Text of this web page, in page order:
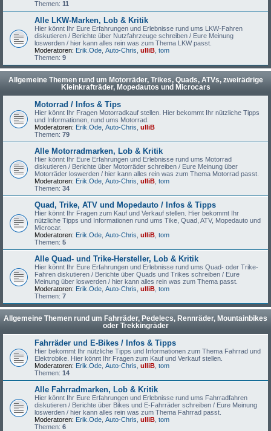
Themen: 11
Alle LKW-Marken, Lob & Kritik
Hier könnt Ihr Eure Erfahrungen und Erlebnisse rund ums LKW-Fahren
diskutieren / Berichte über Nutzfahrzeuge schreiben / Eure Meinung
loswerden / hier kann alles rein was zum Thema LKW passt.
Moderatoren: Erik.Ode Auto-Chris ulliB tom
Themen: 9
Allgemeine Themen rund um Motorräder, Trikes, Quads, ATVs, zweirädrige
Kleinkrafträder, Mopedautos und Microcars
Motorrad / Infos & Tips
Hier könnt Ihr Fragen Motorradkauf stellen. Hier bekommt Ihr nützliche Tipps
und Informationen, rund ums Motorrad.
Moderatoren: Erik.Ode Auto-Chris ulliB
Themen: 79
Alle Motorradmarken, Lob & Kritik
Hier könnt Ihr Eure Erfahrungen und Erlebnisse rund ums Motorrad
diskutieren / Berichte über Motorräder schreiben / Eure Meinung über
Motorräder loswerden / hier kann alles rein was zum Thema Motorrad passt.
Moderatoren: Erik.Ode Auto-Chris ulliB tom
Themen: 34
Quad, Trike, ATV und Mopedauto / Infos & Tipps
Hier könnt Ihr Fragen zum Kauf und Verkauf stellen. Hier bekommt Ihr
nützliche Tipps und Informationen rund ums Tike, Quad, ATV, Mopedauto und
Microcar.
Moderatoren: Erik.Ode Auto-Chris ulliB tom
Themen: 5
Alle Quad- und Trike-Hersteller, Lob & Kritik
Hier könnt Ihr Eure Erfahrungen und Erlebnisse rund ums Quad- oder Trike-
Fahren diskutieren / Berichte über Quads und Trikes schreiben / Eure
Meinung über loswerden / hier kann alles rein was zum Thema passt.
Moderatoren: Erik.Ode Auto-Chris ulliB tom
Themen: 7
Allgemeine Themen rund um Fahrräder, Pedelecs, Rennräder, Mountainbikes
oder Trekkingräder
Fahrräder und E-Bikes / Infos & Tipps
Hier bekommt Ihr nützliche Tipps und Informationen zum Thema Fahrrad und
Elektrobike. Hier könnt Ihr Fragen zum Kauf und Verkauf stellen.
Moderatoren: Erik.Ode Auto-Chris ulliB tom
Themen: 14
Alle Fahrradmarken, Lob & Kritik
Hier könnt Ihr Eure Erfahrungen und Erlebnisse rund ums Fahrradfahren
diskutieren / Berichte über Bikes und E-Fahrräder schreiben / Eure Meinung
loswerden / hier kann alles rein was zum Thema Fahrrad passt.
Moderatoren: Erik.Ode Auto-Chris ulliB tom
Themen: 6